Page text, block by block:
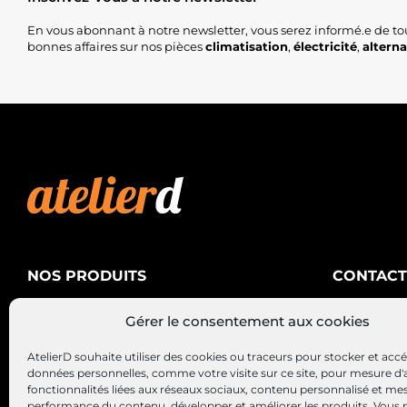
Gérer le consentement aux cookies
AtelierD souhaite utiliser des cookies ou traceurs pour stocker et
données personnelles, comme votre visite sur ce site, pour mesure
fonctionnalités liées aux réseaux sociaux, contenu personnalisé et
En vous abonnant à notre newsletter, vous serez informé.e de
bonnes affaires sur nos piècesclimatisation, électricité,
NOS PRODUITS
Alternateurs – Démarreurs
CONTACT
AtelierD
88200
03 29 22 34